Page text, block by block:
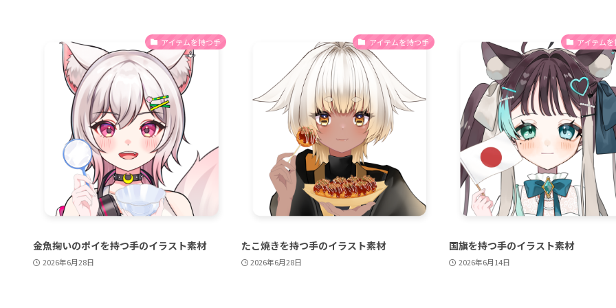
アイテムを持つ手
金魚掬いのポイを持つ手のイラスト素材
2026年6月28日
アイテムを持つ手
たこ焼きを持つ手のイラスト素材
2026年6月28日
アイテム
国旗を持つ手のイラスト素材
2026年6月14日